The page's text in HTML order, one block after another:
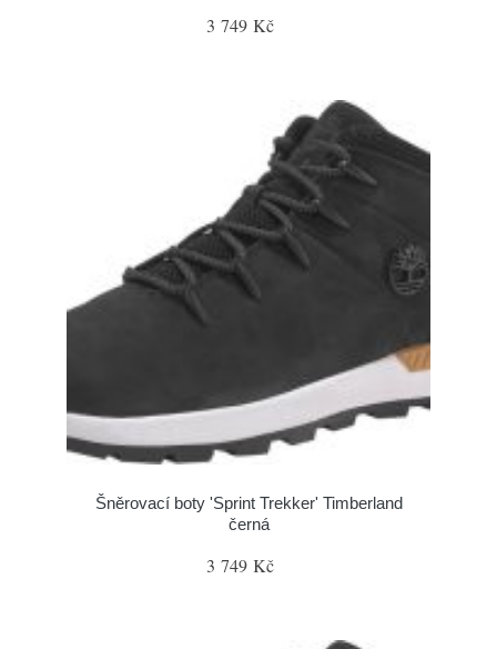
3 749 Kč
Šněrovací boty 'Sprint Trekker' Timberland
černá
3 749 Kč